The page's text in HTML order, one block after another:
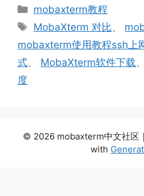
分
类
mobaxterm教程
标
签
MobaXterm 对比、
mobaxterm使用教程ssh上
式、 MobaXterm软件下载、
度
© 2026 mobaxterm中文社区
with